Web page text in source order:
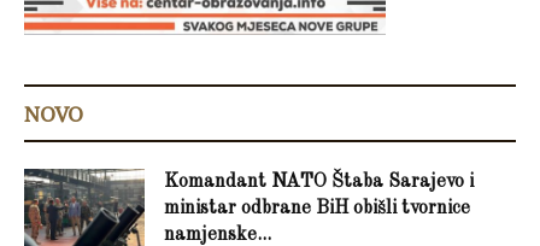
NOVO
Komandant NATO Štaba Sarajevo i
ministar odbrane BiH obišli tvornice
namjenske...